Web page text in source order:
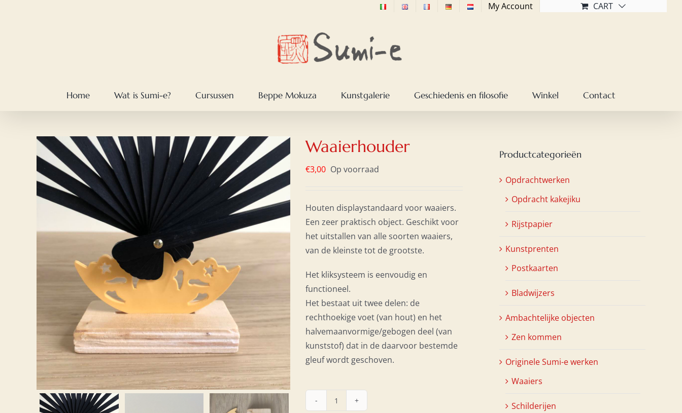
My Account CART
Home Wat is Sumi-e? Cursussen Beppe Mokuza Kunstgalerie Geschiedenis en filosofie Winkel Contact
Waaierhouder
€3,00 Op voorraad
Houten displaystandaard voor waaiers.
Een zeer praktisch object. Geschikt voor
het uitstallen van alle soorten waaiers,
van de kleinste tot de grootste.
Het kliksysteem is eenvoudig en
functioneel.
Het bestaat uit twee delen: de
rechthoekige voet (van hout) en het
halvemaanvormige/gebogen deel (van
kunststof) dat in de daarvoor bestemde
gleuf wordt geschoven.
Waaierhouder
Productcategorieën
Opdrachtwerken
Opdracht kakejiku
Rijstpapier
Kunstprenten
Postkaarten
Bladwijzers
Ambachtelijke objecten
Zen kommen
Originele Sumi-e werken
Waaiers
Schilderijen